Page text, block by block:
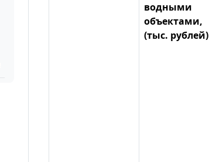
водными
объектами,
(тыс. рублей)